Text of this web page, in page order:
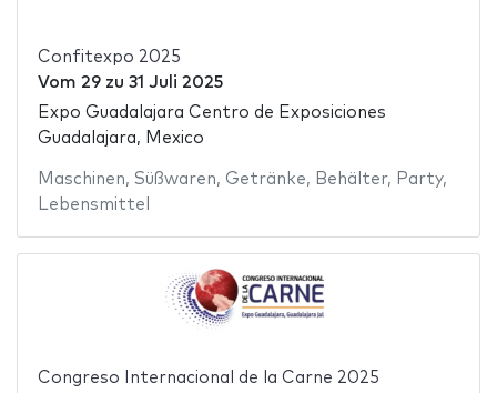
Confitexpo 2025
Vom 29zu 31 Juli 2025
Expo Guadalajara Centro de Exposiciones
Guadalajara, Mexico
Maschinen, Süßwaren, Getränke, Behälter, Party,
Lebensmittel
Congreso Internacional de la Carne 2025